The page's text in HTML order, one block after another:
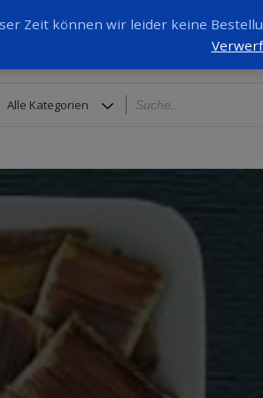
Zeit können wir leider keine